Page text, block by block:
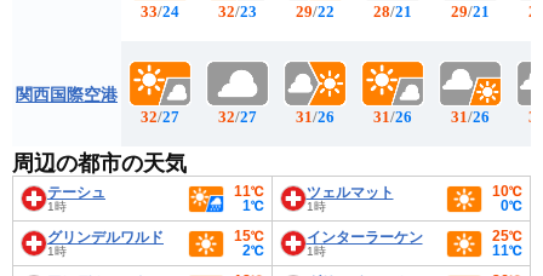
関西国際空港
33/24
32/27
32/23
32/27
29/22
31/26
28/21
31/26
29/21
31/26
周辺の都市の天気
テーシュ
1時
11℃
1℃
ツェルマット
1時
10℃
0℃
グリンデルワルド
1時
15℃
2℃
インターラーケン
1時
25℃
11℃